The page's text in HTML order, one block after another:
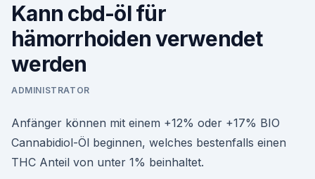
Kann cbd-öl für
hämorrhoiden verwendet
werden
ADMINISTRATOR
Anfänger können mit einem +12% oder +17% BIO
Cannabidiol-Öl beginnen, welches bestenfalls einen
THC Anteil von unter 1% beinhaltet.